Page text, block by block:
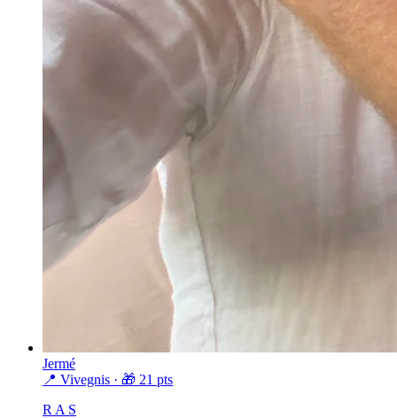
Jermé
📍 Vivegnis · 🎁 21 pts
R A S